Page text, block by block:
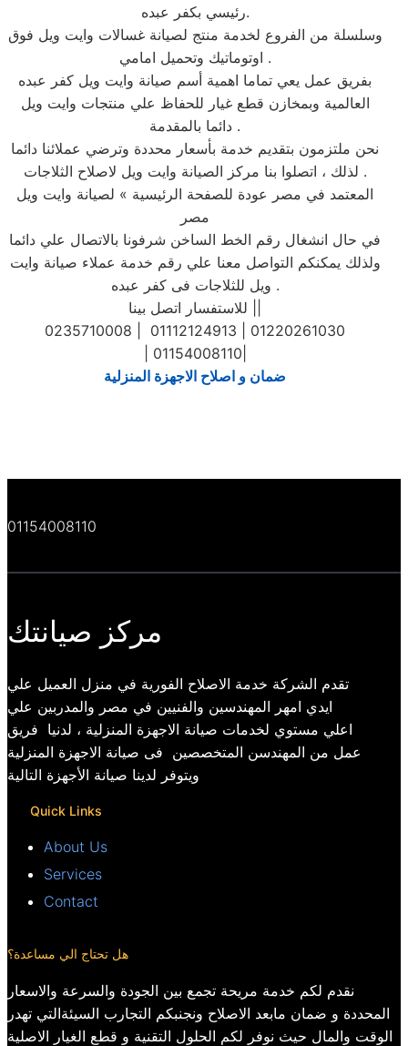
رئيسي بكفر عبده.
وسلسلة من الفروع لخدمة منتج لصيانة غسالات وايت ويل فوق
اوتوماتيك وتحميل امامي .
بفريق عمل يعي تماما اهمية أسم صيانة وايت ويل كفر عبده
العالمية وبمخازن قطع غيار للحفاظ علي منتجات وايت ويل
دائما بالمقدمة .
نحن ملتزمون بتقديم خدمة بأسعار محددة وترضي عملائنا دائما
. لذلك ، اتصلوا بنا مركز الصيانة وايت ويل لاصلاح الثلاجات
المعتمد في مصر عودة للصفحة الرئيسية » لصيانة وايت ويل
مصر
في حال انشغال رقم الخط الساخن شرفونا بالاتصال علي دائما
ولذلك يمكنكم التواصل معنا علي رقم خدمة عملاء صيانة وايت
ويل للثلاجات فى كفر عبده .
0235710008 | 01112124913 | 01220261030
| 01154008110|
ضمان و اصلاح الاجهزة المنزلية
01154008110
مركز صيانتك
تقدم الشركة خدمة الاصلاح الفورية في منزل العميل علي
ايدي امهر المهندسين والفنيين في مصر والمدربين علي
اعلي مستوي لخدمات صيانة الاجهزة المنزلية ، لدنيا فريق
عمل من المهندسن المتخصصين فى صيانة الاجهزة المنزلية
ويتوفر لدينا صيانة الأجهزة التالية
Quick Links
About Us
Services
Contact
هل تحتاج الي مساعدة؟
نقدم لكم خدمة مريحة تجمع بين الجودة والسرعة والاسعار
المحددة و ضمان مابعد الاصلاح ونجنبكم التجارب السيئةالتي تهدر
الوقت والمال حيث نوفر لكم الحلول التقنية و قطع الغيار الاصلية